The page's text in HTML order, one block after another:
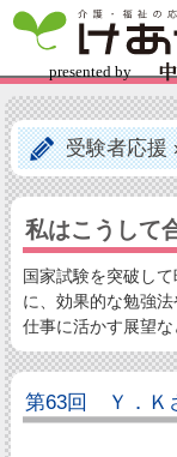
受験者応援
私はこうして
国家試験を突破し
に、効果的な勉強
仕事に活かす展望な
第63回 Ｙ．Ｋ